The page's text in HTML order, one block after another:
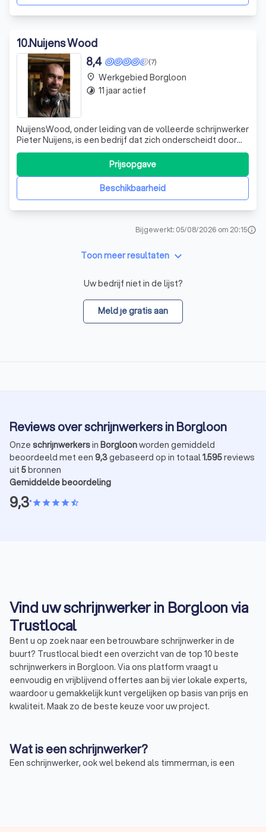
10.Nuijens Wood
(7)
8,4
NuijensWood, onder leiding van de volleerde schrijnwerker
Pieter Nuijens, is een bedrijf dat zich onderscheidt door
zijn passie voor hout en vakmanschap. Pieter creëert op
maat gemaakte houtconstructies voor zowel binnen- als
buitenwerk, met een bijzondere focus op kleine
houtconstructies. Hij werktBeschikbaarheid
Prijsopgave
place Werkgebied Borgloon
timelapse 11 jaar actief
Bijgewerkt: 05/08/2026 om 20:15info
Toon meer resultaten keyboard_arrow_down
Uw bedrijf niet in de lijst?
Meld je gratis aan
Reviews over schrijnwerkers in Borgloon
Onze schrijnwerkersin Borgloonworden gemiddeld
beoordeeld met een 9,3gebaseerd op in totaal1.595reviews
uit 5bronnen
Gemiddelde beoordeling
9,3•starstarstarstarstar_half
Vind uw schrijnwerker in Borgloon via
Trustlocal
Bent u op zoek naar een betrouwbare schrijnwerker in de
buurt? Trustlocal biedt een overzicht van de top 10 beste
schrijnwerkers in Borgloon. Via ons platform vraagt u
eenvoudig en vrijblijvend offertes aan bij vier lokale experts,
waardoor u gemakkelijk kunt vergelijken op basis van prijs en
kwaliteit. Maak zo de beste keuze voor uw project.
Wat is een schrijnwerker?
Een schrijnwerker, ook wel bekend als timmerman, is een